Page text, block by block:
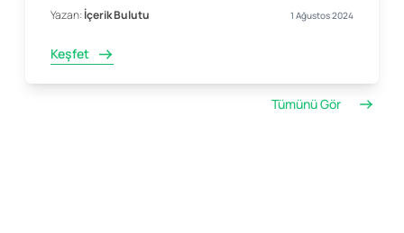
Yazan:İçerik Bulutu 1 Ağustos 2024
Keşfet
Tümünü Gör